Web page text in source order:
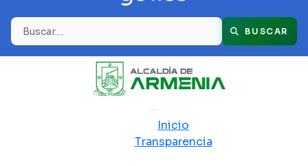
Buscar BUSCAR
Inicio
Transparencia